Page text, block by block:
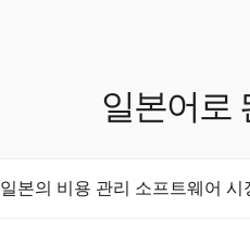
일본어로
일본의 비용 관리 소프트웨어